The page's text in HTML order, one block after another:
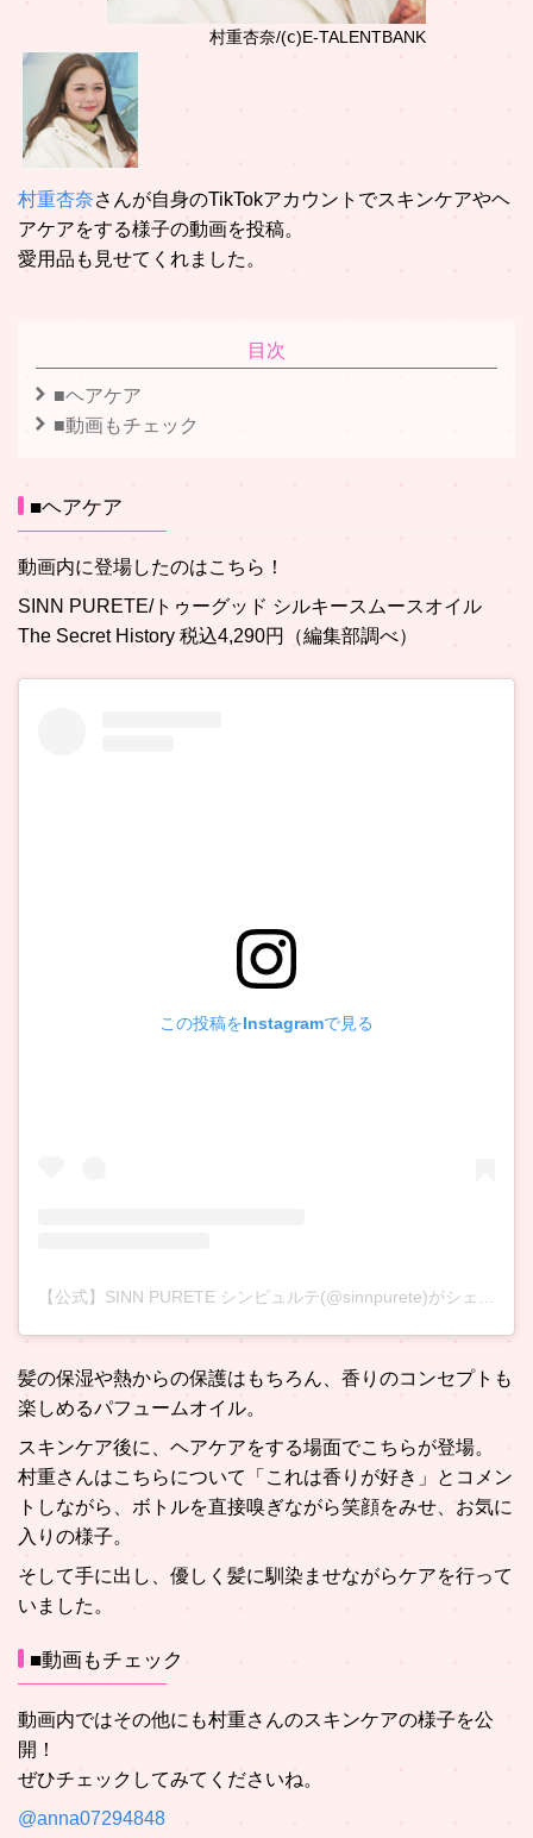
村重杏奈/(ⅽ)E-TALENTBANK
村重杏奈さんが自身のTikTokアカウントでスキンケアやヘ
アケアをする様子の動画を投稿。
愛用品も見せてくれました。
目次
■ヘアケア
■動画もチェック
■ヘアケア
動画内に登場したのはこちら！
SINN PURETE/トゥーグッド シルキースムースオイル
The Secret History 税込4,290円（編集部調べ）
この投稿をInstagramで見る
【公式】SINN PURETE シンピュルテ(@sinnpurete)がシェアした投稿
髪の保湿や熱からの保護はもちろん、香りのコンセプトも
楽しめるパフュームオイル。
スキンケア後に、ヘアケアをする場面でこちらが登場。
村重さんはこちらについて「これは香りが好き」とコメン
トしながら、ボトルを直接嗅ぎながら笑顔をみせ、お気に
入りの様子。
そして手に出し、優しく髪に馴染ませながらケアを行って
いました。
■動画もチェック
動画内ではその他にも村重さんのスキンケアの様子を公
開！
ぜひチェックしてみてくださいね。
@anna07294848